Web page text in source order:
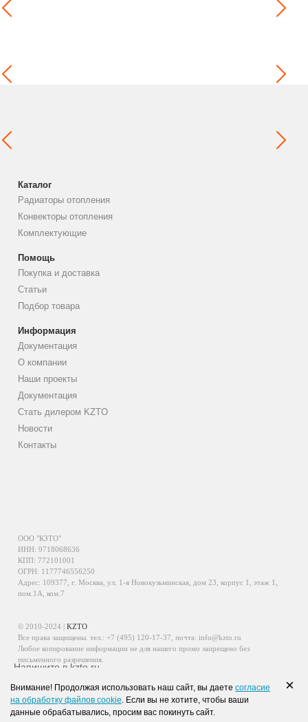
Каталог
Радиаторы отопления
Конвекторы отопления
Комплектующие
Помощь
Покупка и доставка
Статьи
Подбор товара
Информация
Документация
О компании
Наши проекты
Документация
Стать дилером KZTO
Новости
Контакты
ООО "КЗТО"
ИНН: 9718068636
КПП: 772101001
ОГРН: 1177746556250
Адрес: 109377, г. Москва, ул. 1-я Новокузьминская, дом 23, корпус 1, этаж 1,
пом.1А, ком.7
© 2010-2024 |KZTO
Все права защищены. тел.: +7 (495) 120-17-37 , почта: info@kzto.ru
Любое копирование информации не для нашего промо запрещено без
письменного разрешения.
Информация, размещенная на сайте, не является публичной офертой.
Политика обработки персональных данных
Политика конфиденциальности персональных данных
Напишите в kzto.ru
WhatsApp Telegram
×
Внимание! Продолжая использовать наш сайт, вы даете согласие
на обработку файлов cookie. Если вы не хотите, чтобы ваши
данные обрабатывались, просим вас покинуть сайт.